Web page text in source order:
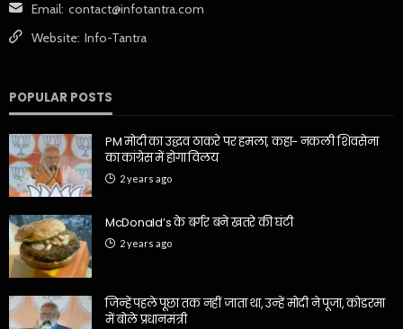
Email: contact@infotantra.com
Website: Info-Tantra
POPULAR POSTS
PM मोदी का उद्धव ठाकरे पर हमला, कहा- नकली शिवसेना
का कांग्रेस में होगा विलय
2 years ago
McDonald’s के बर्गर बने खतरे की घंटी
2 years ago
जिन्हें पहले पूछा तक नहीं जाता था, उन्हें मोदी ने पूजा, कोडरमा
में बोले प्रधानमंत्री